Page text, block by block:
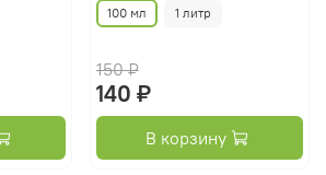
100 мл 1 литр
150 ₽
140 ₽
В корзину